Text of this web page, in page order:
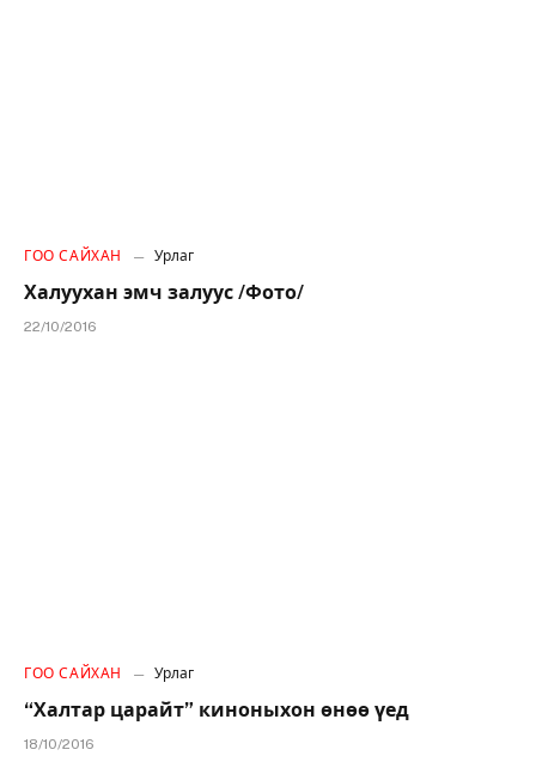
ГОО САЙХАН Урлаг
Халуухан эмч залуус /Фото/
22/10/2016
ГОО САЙХАН Урлаг
“Халтар царайт” киноныхон өнөө үед
18/10/2016